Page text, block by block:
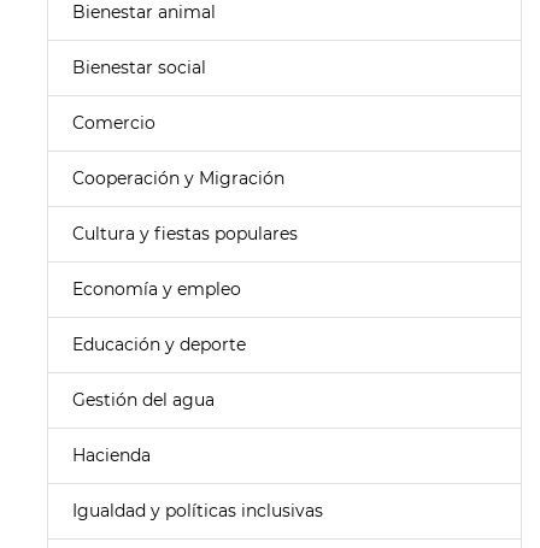
Bienestar animal
Bienestar social
Comercio
Cooperación y Migración
Cultura y fiestas populares
Economía y empleo
Educación y deporte
Gestión del agua
Hacienda
Igualdad y políticas inclusivas